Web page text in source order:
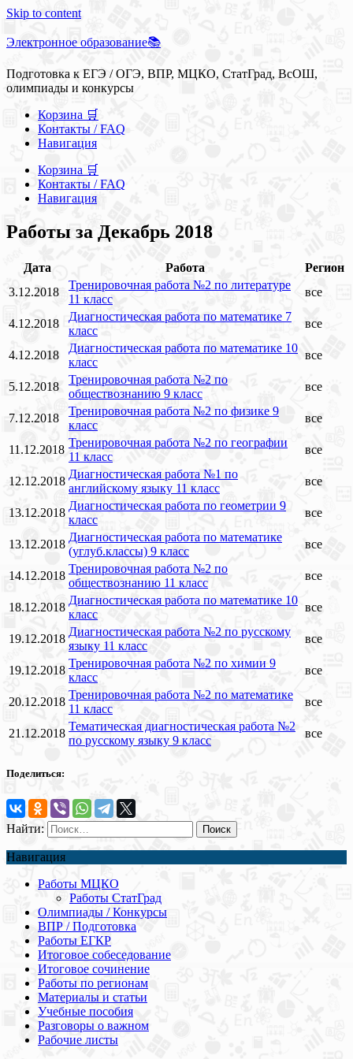
Skip to content
Электронное образование📚
Подготовка к ЕГЭ / ОГЭ, ВПР, МЦКО, СтатГрад, ВсОШ,
олимпиады и конкурсы
Корзина 🛒
Контакты / FAQ
Навигация
Корзина 🛒
Контакты / FAQ
Навигация
Работы за Декабрь 2018
Дата Работа
Регион
3.12.2018
Тренировочная работа №2 по литературе
11 класс
все
4.12.2018
Диагностическая работа по математике 7
класс
все
4.12.2018
Диагностическая работа по математике 10
класс
все
5.12.2018
Тренировочная работа №2 по
обществознанию 9 класс
все
7.12.2018
Тренировочная работа №2 по физике 9
класс
все
11.12.2018
Тренировочная работа №2 по географии
11 класс
все
12.12.2018
Диагностическая работа №1 по
английскому языку 11 класс
все
13.12.2018
Диагностическая работа по геометрии 9
класс
все
13.12.2018
Диагностическая работа по математике
(углуб.классы) 9 класс
все
14.12.2018
Тренировочная работа №2 по
обществознанию 11 класс
все
18.12.2018
Диагностическая работа по математике 10
класс
все
19.12.2018
Диагностическая работа №2 по русскому
языку 11 класс
все
19.12.2018
Тренировочная работа №2 по химии 9
класс
все
20.12.2018
Тренировочная работа №2 по математике
11 класс
все
21.12.2018
Тематическая диагностическая работа №2
по русскому языку 9 класс
все
Поделиться:
Найти:
Навигация
Работы МЦКО
Работы СтатГрад
Олимпиады / Конкурсы
ВПР / Подготовка
Работы ЕГКР
Итоговое собеседование
Итоговое сочинение
Работы по регионам
Материалы и статьи
Учебные пособия
Разговоры о важном
Рабочие листы